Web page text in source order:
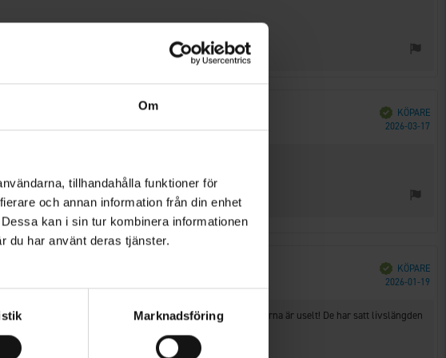
Om
tillhandahålla funktioner för
och annan information från din enhet
kan i sin tur kombinera informationen
du har använt deras tjänster.
Marknadsföring
Bekräftad
KÖPARE
2026-03-17
på.
Bekräftad
KÖPARE
2026-01-19
Blir inte så hundhåriga som många andra. MEN tyget i fickorna är uselt! De har satt livslängden